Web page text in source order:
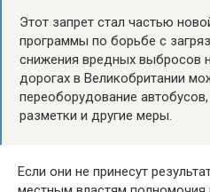
Этот запрет стал частью
программы по борьбе с
снижения вредных выбросов
дорогах в Великобритании
переоборудование
разметки и другие меры.
Если они не принесут